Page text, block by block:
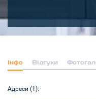
Інфо Відгуки
Адреси (1):